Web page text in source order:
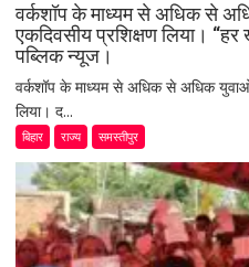
वर्कशॉप के माध्यम से अधिक से
एकदिवसीय प्रशिक्षण लिया।
पब्लिक न्यूज।
वर्कशॉप के माध्यम से अधिक से अधिक
लिया। द...
बिहार राज्य समस्तीपुर